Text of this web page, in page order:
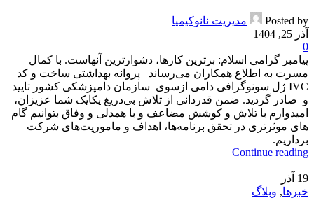
Posted by
مدیریت نانوکیمیا
آذر 25, 1404
0
پیامبر گرامی اسلام: برترین کارها، دشوارترین آنهاست. با کمال
مسرت به اطلاع همکاران می‌رساند پروانه بهداشتی ساخت و کد
IVC ژل سونوگرافی دامی ازسوی سازمان دامپزشکی کشور تایید
و صادر گردید. ضمن قدردانی از تلاش بی‌دریغ یکایک شما عزیزان،
امیدوارم با تلاش و کوشش مضاعف و با همدلی و وفاق بتوانیم گام
های موثرتری در تحقق برنامه‌ها، اهداف و ماموریت‌های شرکت
برداریم.
Continue reading
19 آذر
خبرها, وبلاگ